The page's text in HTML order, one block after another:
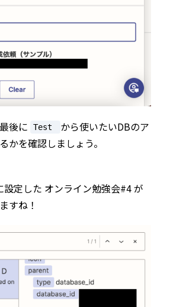
後に Test
から使いたいDBのア
かを確認しましょう。
設定した オンライン勉強会#4 が
すね！